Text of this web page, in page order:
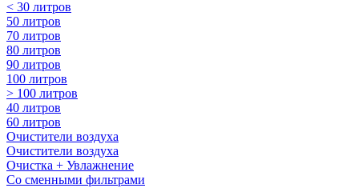
< 30 литров
50 литров
70 литров
80 литров
90 литров
100 литров
> 100 литров
40 литров
60 литров
Очистители воздуха
Очистители воздуха
Очистка + Увлажнение
Cо сменными фильтрами